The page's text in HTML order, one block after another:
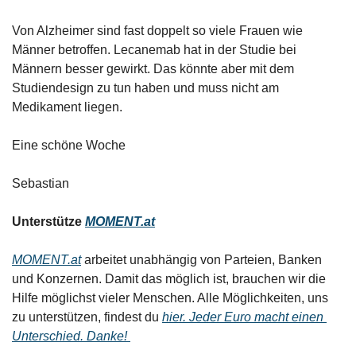
Von Alzheimer sind fast doppelt so viele Frauen wie
Männer betroffen. Lecanemab hat in der Studie bei
Männern besser gewirkt. Das könnte aber mit dem
Studiendesign zu tun haben und muss nicht am
Medikament liegen.
Eine schöne Woche
Sebastian
Unterstütze MOMENT.at
MOMENT.at arbeitet unabhängig von Parteien, Banken
und Konzernen. Damit das möglich ist, brauchen wir die
Hilfe möglichst vieler Menschen. Alle Möglichkeiten, uns
zu unterstützen, findest du hier. Jeder Euro macht einen
Unterschied. Danke!